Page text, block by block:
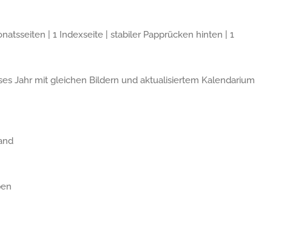
| 1 Indexseite | stabiler Papprücken hinten | 1
Jahr mit gleichen Bildern und aktualisiertem Kalendarium